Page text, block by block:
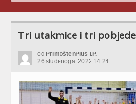
Tri utakmice i tri pobjede
od PrimoštenPlus I.P.
26 studenoga, 2022 14:24